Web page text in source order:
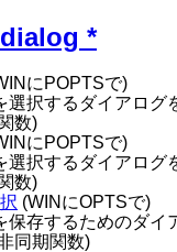
*
にPOPTSで)
選択するダイアログ
数)
にPOPTSで)
選択するダイアログ
数)
(WINにOPTSで)
保存するためのダイ
同期関数)